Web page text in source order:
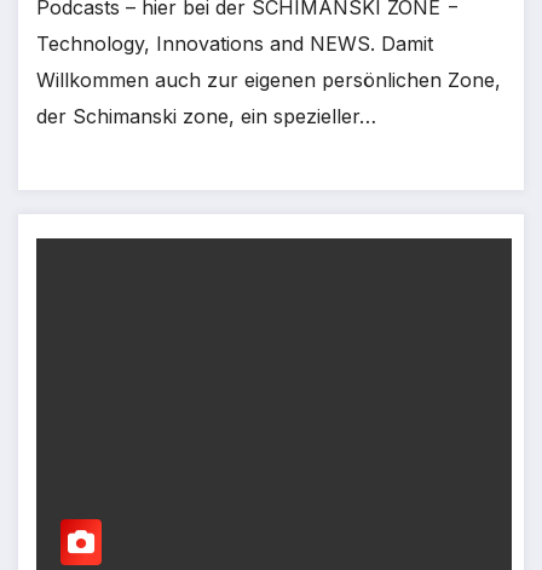
Podcasts – hier bei der SCHIMANSKI ZONE −
Technology, Innovations and NEWS. Damit
Willkommen auch zur eigenen persönlichen Zone,
der Schimanski zone, ein spezieller…